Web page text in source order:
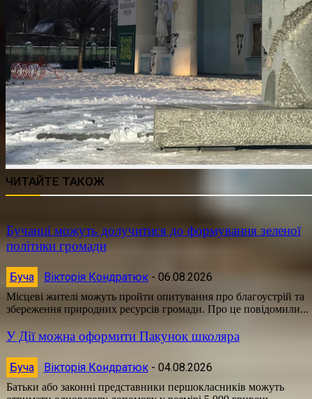
ЧИТАЙТЕ ТАКОЖ
Бучанці можуть долучитися до формування зеленої
політики громади
Буча Вікторія Кондратюк - 06.08.2026
Місцеві жителі можуть пройти опитування про благоустрій та
збереження природних ресурсів громади. Про це повідомили...
У Дії можна оформити Пакунок школяра
Буча Вікторія Кондратюк - 04.08.2026
Батьки або законні представники першокласників можуть